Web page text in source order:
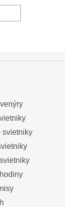
svietniky